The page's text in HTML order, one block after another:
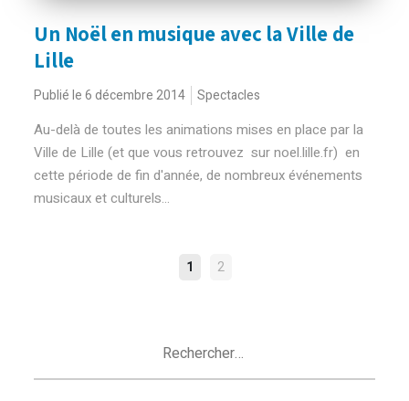
Un Noël en musique avec la Ville de
Lille
Publié le 6 décembre 2014 Spectacles
Au-delà de toutes les animations mises en place par la
Ville de Lille (et que vous retrouvez sur noel.lille.fr) en
cette période de fin d'année, de nombreux événements
musicaux et culturels...
1 2